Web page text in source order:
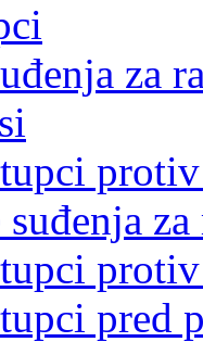
za
suđenja
pred